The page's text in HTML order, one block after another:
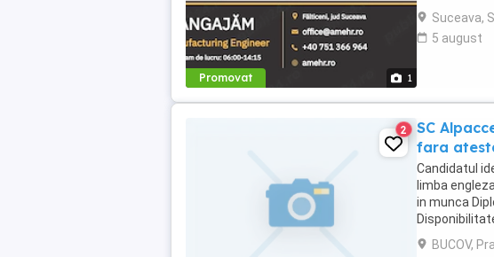
Promovat 1
Suceava,
5 august
2
SC
fara
Candidatul
limba
in munca
categoria B
BUCOV,